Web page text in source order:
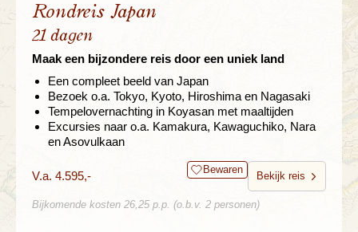
Rondreis Japan
21 dagen
Maak een bijzondere reis door een uniek land
Een compleet beeld van Japan
Bezoek o.a. Tokyo, Kyoto, Hiroshima en Nagasaki
Tempelovernachting in Koyasan met maaltijden
Excursies naar o.a. Kamakura, Kawaguchiko, Nara
en Asovulkaan
V.a. 4.595,- Bewaren
Bekijk reis
Bijkomende kosten 26,25 p.p. (o.b.v. 2 personen)